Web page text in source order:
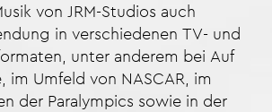
von JRM-Studios auch
in verschiedenen TV- und
unter anderem bei Auf
im Umfeld von NASCAR, im
der Paralympics sowie in der